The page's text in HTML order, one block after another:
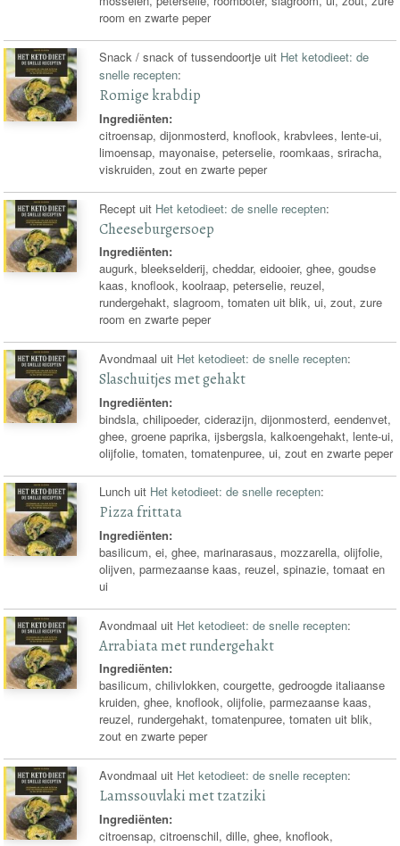
room en zwarte peper
Snack / snack of tussendoortje uit Het ketodieet: de
snelle recepten:
Romige krabdip
Ingrediënten:
citroensap, dijonmosterd, knoflook, krabvlees, lente-ui,
limoensap, mayonaise, peterselie, roomkaas, sriracha,
viskruiden, zout en zwarte peper
Recept uit Het ketodieet: de snelle recepten:
Cheeseburgersoep
Ingrediënten:
augurk, bleekselderij, cheddar, eidooier, ghee, goudse
kaas, knoflook, koolraap, peterselie, reuzel,
rundergehakt, slagroom, tomaten uit blik, ui, zout, zure
room en zwarte peper
Avondmaal uit Het ketodieet: de snelle recepten:
Slaschuitjes met gehakt
Ingrediënten:
bindsla, chilipoeder, ciderazijn, dijonmosterd, eendenvet,
ghee, groene paprika, ijsbergsla, kalkoengehakt, lente-ui,
olijfolie, tomaten, tomatenpuree, ui, zout en zwarte peper
Lunch uit Het ketodieet: de snelle recepten:
Pizza frittata
Ingrediënten:
basilicum, ei, ghee, marinarasaus, mozzarella, olijfolie,
olijven, parmezaanse kaas, reuzel, spinazie, tomaat en
ui
Avondmaal uit Het ketodieet: de snelle recepten:
Arrabiata met rundergehakt
Ingrediënten:
basilicum, chilivlokken, courgette, gedroogde italiaanse
kruiden, ghee, knoflook, olijfolie, parmezaanse kaas,
reuzel, rundergehakt, tomatenpuree, tomaten uit blik,
zout en zwarte peper
Avondmaal uit Het ketodieet: de snelle recepten:
Lamssouvlaki met tzatziki
Ingrediënten:
citroensap, citroenschil, dille, ghee, knoflook,